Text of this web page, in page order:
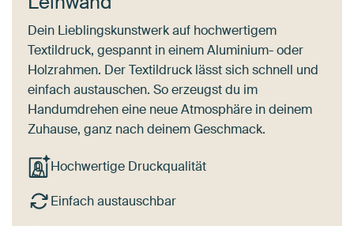
Dein Lieblingskunstwerk auf hochwertigem
Textildruck, gespannt in einem Aluminium- oder
Holzrahmen. Der Textildruck lässt sich schnell und
einfach austauschen. So erzeugst du im
Handumdrehen eine neue Atmosphäre in deinem
Zuhause, ganz nach deinem Geschmack.
Hochwertige Druckqualität
Einfach austauschbar